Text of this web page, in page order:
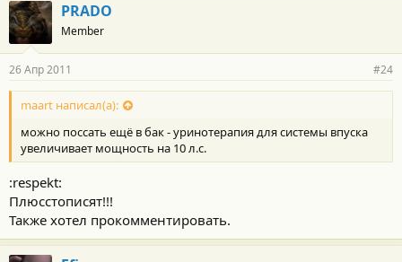
PRADO
Member
26 Апр 2011 #24
maart написал(а):
можно поссать ещё в бак - уринотерапия для системы впуска
увеличивает мощность на 10 л.с.
:respekt:
Плюсстописят!!!
Также хотел прокомментировать.